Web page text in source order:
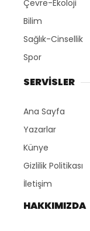
Çevre-Ekoloji
Bilim
Sağlık-Cinsellik
Spor
SERVİSLER
Ana Sayfa
Yazarlar
Künye
Gizlilik Politikası
İletişim
HAKKIMIZDA